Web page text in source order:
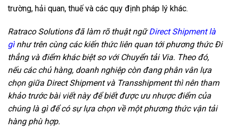
trường, hải quan, thuế và các quy định pháp lý khác.
Ratraco Solutions đã làm rõ thuật ngữDirect Shipment là
gìnhư trên cùng các kiến thức liên quan tới phương thức Đi
thẳng và điểm khác biệt so với Chuyển tải Via. Theo đó,
nếu các chủ hàng, doanh nghiệp còn đang phân vân lựa
chọn giữa Direct Shipment và Transshipment thì nên tham
khảo trước bài viết này để biết được ưu nhược điểm của
chúng là gì để có sự lựa chọn về một phương thức vận tải
hàng phù hợp.